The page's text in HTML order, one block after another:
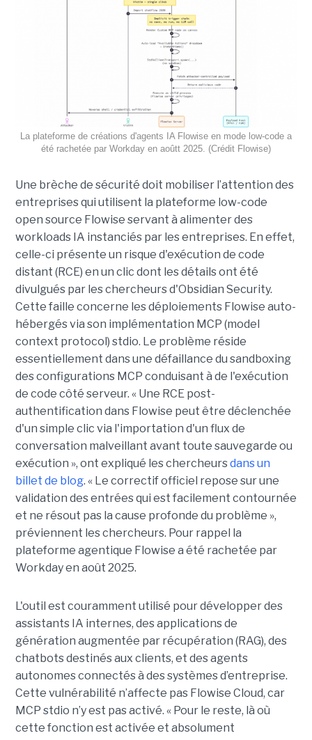
La plateforme de créations d'agents IA Flowise en mode low-code a
été rachetée par Workday en aoûtt 2025. (Crédit Flowise)
Une brèche de sécurité doit mobiliser l’attention des
entreprises qui utilisent la plateforme low-code
open source Flowise servant à alimenter des
workloads IA instanciés par les entreprises. En effet,
celle-ci présente un risque d'exécution de code
distant (RCE) en un clic dont les détails ont été
divulgués par les chercheurs d'Obsidian Security.
Cette faille concerne les déploiements Flowise auto-
hébergés via son implémentation MCP (model
context protocol) stdio. Le problème réside
essentiellement dans une défaillance du sandboxing
des configurations MCP conduisant à de l'exécution
de code côté serveur. « Une RCE post-
authentification dans Flowise peut être déclenchée
d'un simple clic via l'importation d'un flux de
conversation malveillant avant toute sauvegarde ou
exécution », ont expliqué les chercheursdans un
billet de blog. « Le correctif officiel repose sur une
validation des entrées qui est facilement contournée
et ne résout pas la cause profonde du problème »,
préviennent les chercheurs. Pour rappel la
plateforme agentique Flowise a été rachetée par
Workday en août 2025.
L'outil est couramment utilisé pour développer des
assistants IA internes, des applications de
génération augmentée par récupération (RAG), des
chatbots destinés aux clients, et des agents
autonomes connectés à des systèmes d’entreprise.
Cette vulnérabilité n’affecte pas Flowise Cloud, car
MCP stdio n’y est pas activé. « Pour le reste, là où
cette fonction est activée et absolument